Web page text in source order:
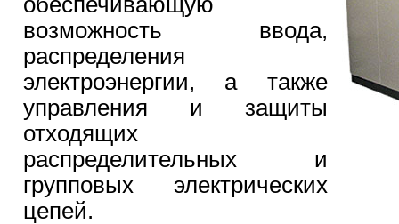
возможность ввода,
распределения
электроэнергии, а также
управления и защиты
отходящих
распределительных и
групповых электрических
цепей.